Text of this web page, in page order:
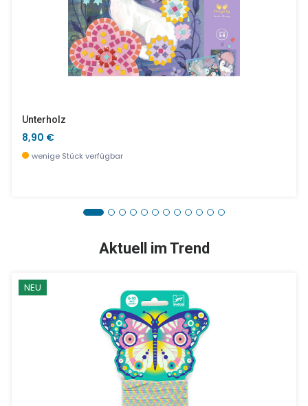
Unterholz
8,90 €
wenige Stück verfügbar
Aktuell im Trend
NEU